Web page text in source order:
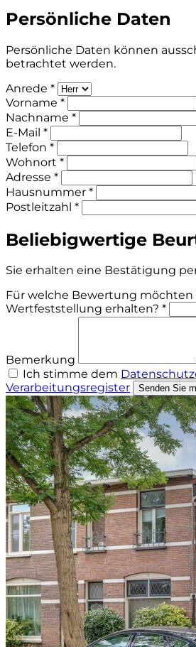
Persönliche Daten
Persönliche Daten können
betrachtet werden.
Anrede *
Vorname *
Nachname *
E-Mail *
Telefon *
Wohnort *
Adresse *
Hausnummer *
Postleitzahl *
Beliebigwertige
Sie erhalten eine Bestätigung
Für welche Bewertung möchten
Wertfeststellung erhalten? *
Bemerkung
Ich stimme dem
Verarbeitungsregister
Senden Sie